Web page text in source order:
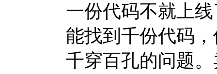
一份代码不就上
能找到千份代码
千穿百孔的问题